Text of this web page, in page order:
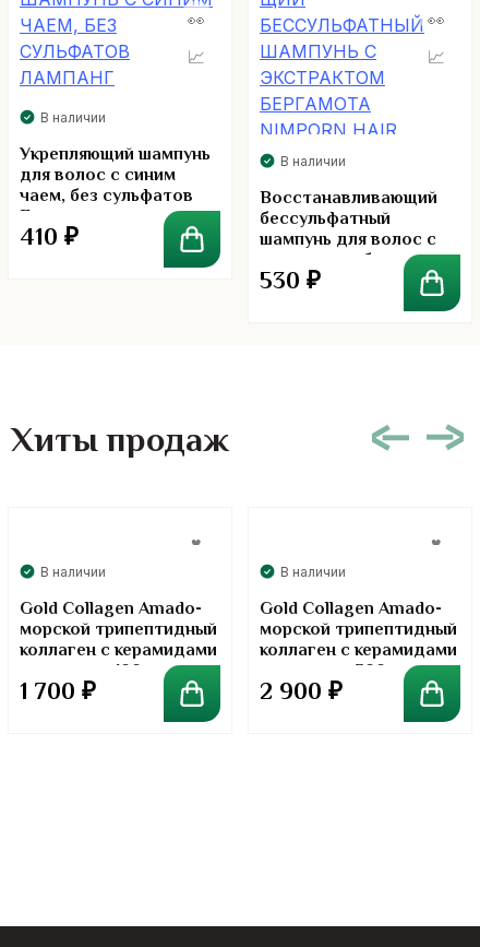
В наличии
Укрепляющий шампунь
для волос с синим
чаем, без сульфатов
Лампанг
410 ₽
В наличии
Восстанавливающий
бессульфатный
шампунь для волос с
экстрактом бергамота
Nimporn Hair Shampoo
530 ₽
Хиты продаж
В наличии
Gold Collagen Amado-
морской трипептидный
коллаген с керамидами
в порошке. 100 грамм
1 700 ₽
В наличии
Gold Collagen Amado-
морской трипептидный
коллаген с керамидами
в порошке. 300 грамм
2 900 ₽